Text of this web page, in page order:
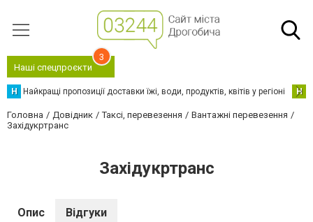
Наші спецпроєкти
3
Н Найкращі пропозиції доставки їжі, води, продуктів, квітів у регіоні Н
Головна Довідник Таксі, перевезення
Вантажні перевезення
Західукртранс
Західукртранс
Опис Відгуки